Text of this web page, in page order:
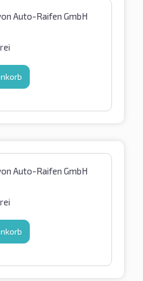
Auto-Raifen GmbH
Auto-Raifen GmbH